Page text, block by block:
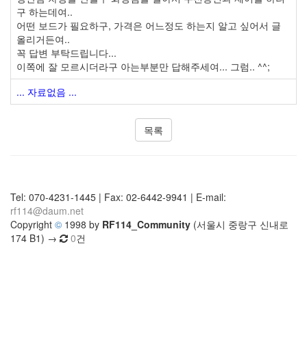
구 하는데여..
어떤 보드가 필요하구, 가격은 어느정도 하는지 알고 싶어서 글
올리거든여..
꼭 답변 부탁드립니다...
이쪽에 잘 모르시더라구 아는부분만 답해주세여... 그럼.. ^^;
... 자료없음 ...
목록
Tel: 070-4231-1445 | Fax: 02-6442-9941 | E-mail:
rf114@daum.net
Copyright © 1998 by RF114_Community (서울시 중랑구 신내로
174 B1) →
0건